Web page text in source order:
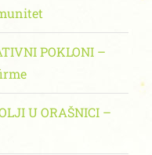
POKLONI –
U ORAŠNICI –